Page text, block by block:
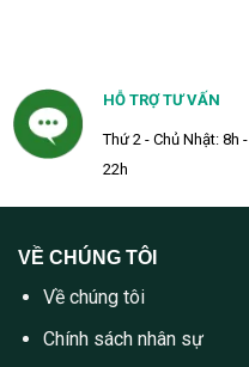
HỖ TRỢ TƯ VẤN
Thứ 2 - Chủ Nhật: 8h -
22h
VỀ CHÚNG TÔI
Về chúng tôi
Chính sách nhân sự